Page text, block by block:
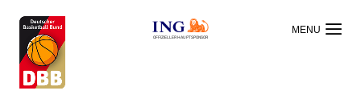
OFFIZIELLER HAUPTSPONSOR